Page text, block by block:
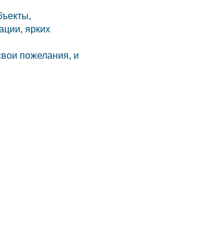
ярких
пожелания, и